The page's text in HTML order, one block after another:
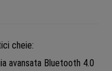
cheie:
avansata Bluetooth 4.0